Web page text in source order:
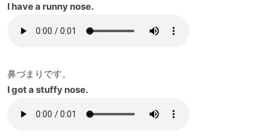
I have a runny nose.
鼻づまりです。
I got a stuffy nose.